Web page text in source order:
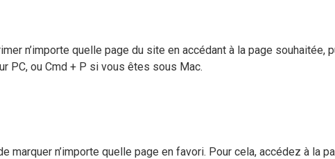
n’importe quelle page du site en accédant à la page souhaitée,
PC, ou Cmd + P si vous êtes sous Mac.
n’importe quelle page en favori. Pour cela, accédez à la